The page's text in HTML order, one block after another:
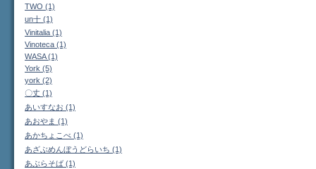
TWO (1)
un十 (1)
Vinitalia (1)
Vinoteca (1)
WASA (1)
York (5)
york (2)
〇丈 (1)
あいすなお (1)
あおやま (1)
あかちょこべ (1)
あざぶめんぼうどらいち (1)
あぶらそば (1)